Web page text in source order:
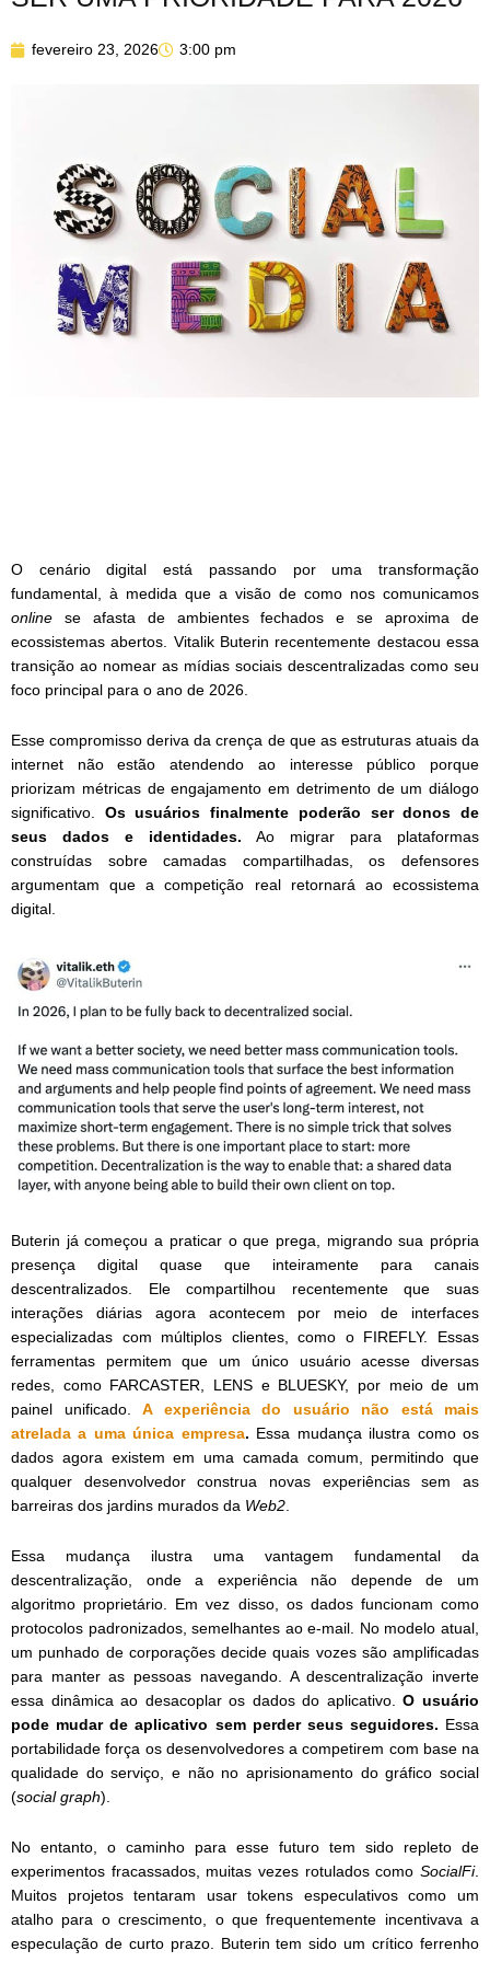
fevereiro 23, 2026 3:00 pm
O cenário digital está passando por uma transformação
fundamental, à medida que a visão de como nos comunicamos
online se afasta de ambientes fechados e se aproxima de
ecossistemas abertos. Vitalik Buterin recentemente destacou essa
transição ao nomear as mídias sociais descentralizadas como seu
foco principal para o ano de 2026.
Esse compromisso deriva da crença de que as estruturas atuais da
internet não estão atendendo ao interesse público porque
priorizam métricas de engajamento em detrimento de um diálogo
significativo. Os usuários finalmente poderão ser donos de
seus dados e identidades. Ao migrar para plataformas
construídas sobre camadas compartilhadas, os defensores
argumentam que a competição real retornará ao ecossistema
digital.
Buterin já começou a praticar o que prega, migrando sua própria
presença digital quase que inteiramente para canais
descentralizados. Ele compartilhou recentemente que suas
interações diárias agora acontecem por meio de interfaces
especializadas com múltiplos clientes, como o FIREFLY. Essas
ferramentas permitem que um único usuário acesse diversas
redes, como FARCASTER, LENS e BLUESKY, por meio de um
painel unificado. A experiência do usuário não está mais
atrelada a uma única empresa. Essa mudança ilustra como os
dados agora existem em uma camada comum, permitindo que
qualquer desenvolvedor construa novas experiências sem as
barreiras dos jardins murados da Web2
Essa mudança ilustra uma vantagem fundamental da
descentralização, onde a experiência não depende de um
algoritmo proprietário. Em vez disso, os dados funcionam como
protocolos padronizados, semelhantes ao e-mail. No modelo atual,
um punhado de corporações decide quais vozes são amplificadas
para manter as pessoas navegando. A descentralização inverte
essa dinâmica ao desacoplar os dados do aplicativo.O usuário
pode mudar de aplicativo sem perder seus seguidores. Essa
portabilidade força os desenvolvedores a competirem com base na
qualidade do serviço, e não no aprisionamento do gráfico social
(social graph).
No entanto, o caminho para esse futuro tem sido repleto de
experimentos fracassados, muitas vezes rotulados como SocialFi.
Muitos projetos tentaram usar tokens especulativos como um
atalho para o crescimento, o que frequentemente incentivava a
especulação de curto prazo. Buterin tem sido um crítico ferrenho